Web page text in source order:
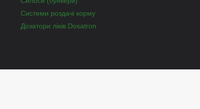
Системи роздачі корму
Дозатори ліків Dosatron